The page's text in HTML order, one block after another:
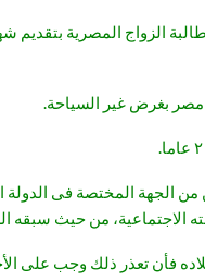
الزواج المصرية
من الجهة المختصة فى الدولة
الاجتماعية، من حيث